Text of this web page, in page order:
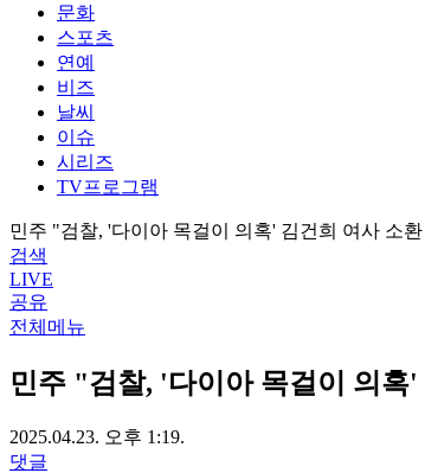
문화
스포츠
연예
비즈
날씨
이슈
시리즈
TV프로그램
민주 "검찰, '다이아 목걸이 의혹' 김건희 여사 소
검색
LIVE
공유
전체메뉴
민주 "검찰, '다이아 목걸이 의혹
2025.04.23. 오후 1:19.
댓글